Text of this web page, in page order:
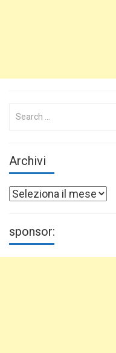
Search
Archivi
Archivi
sponsor: